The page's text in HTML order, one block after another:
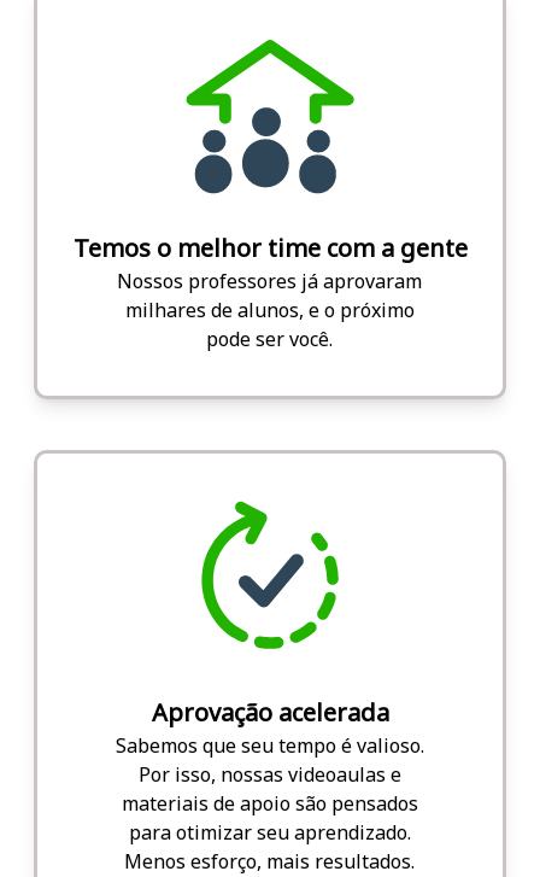
Temos o melhor time com a gente
Nossos professores já aprovaram
milhares de alunos, e o próximo
pode ser você.
Aprovação acelerada
Sabemos que seu tempo é valioso.
Por isso, nossas videoaulas e
materiais de apoio são pensados
para otimizar seu aprendizado.
Menos esforço, mais resultados.